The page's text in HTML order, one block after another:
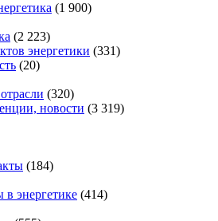
(1 900)
(2 223)
энергетики (331)
(20)
(320)
новости (3 319)
(184)
энергетике (414)